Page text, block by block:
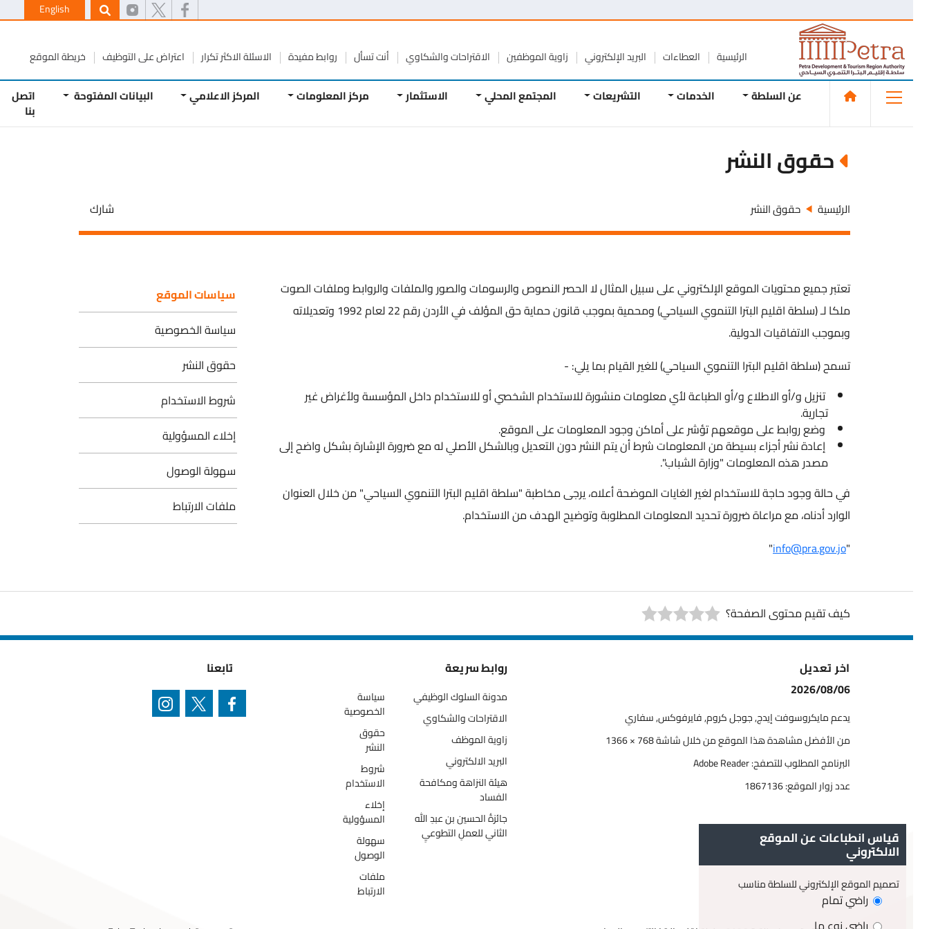
قياس انطباعات عن الموقع
الالكتروني
تصميم الموقع الإلكتروني للسلطة مناسب
راضي تمام
English
الرئيسية العطاءات البريد الإلكتروني زاوية الموظفين الاقتراحات والشكاوي أنت تسأل روابط مفيدة الاسئلة الاكثر تكرار اعتراض على التوظيف خريطة الموقع
عن السلطة الخدمات التشريعات المجتمع المحلي الاستثمار مركز المعلومات المركز الاعلامي البيانات المفتوحة اتصل
حقوق النشر
الرئيسية حقوق النشر شارك
تعتبر جميع محتويات الموقع الإلكتروني على سبيل المثال لا الحصر النصوص والرسومات والصور والملفات والروابط وملفات الصوت
ملكا لـ (سلطة اقليم البترا التنموي السياحي) ومحمية بموجب قانون حماية حق المؤلف في الأردن رقم 22 لعام 1992 وتعديلاته
وبموجب الاتفاقيات الدولية.
تسمح (سلطة اقليم البترا التنموي السياحي) للغير القيام بما يلي: -
تنزيل و/أو الاطلاع و/أو الطباعة لأي معلومات منشورة للاستخدام الشخصي أو للاستخدام داخل المؤسسة ولأغراض غير
تجارية.
وضع روابط على موقعهم تؤشر على أماكن وجود المعلومات على الموقع.
إعادة نشر أجزاء بسيطة من المعلومات شرط أن يتم النشر دون التعديل وبالشكل الأصلي له مع ضرورة الإشارة بشكل واضح إلى
مصدر هذه المعلومات "وزارة الشباب".
في حالة وجود حاجة للاستخدام لغير الغايات الموضحة أعلاه، يرجى مخاطبة "سلطة اقليم البترا التنموي السياحي" من خلال العنوان
الوارد أدناه، مع مراعاة ضرورة تحديد المعلومات المطلوبة وتوضيح الهدف من الاستخدام.
info@pra.gov.jo
"
سياسات الموقع
سياسة الخصوصية
حقوق النشر
شروط الاستخدام
إخلاء المسؤولية
سهولة الوصول
ملفات الارتباط
كيف تقيم محتوى الصفحة؟
اخر تعديل
2026/08/06
يدعم مايكروسوفت إيدج, جوجل كروم, فايرفوكس, سفاري
من الأفضل مشاهدة هذا الموقع من خلال شاشة 768 × 1366
البرنامج المطلوب للتصفح: Adobe Reader
عدد زوار الموقع:1867136
روابط سريعة
مدونة السلوك الوظيفي
الاقتراحات والشكاوي
زاوية الموظف
البريد الالكتروني
هيئة النزاهة ومكافحة
الفساد
جائزةُ الحسين بن عبدِ الله
الثاني للعملِ التطوعيِ
سياسة
الخصوصية
حقوق
النشر
شروط
الاستخدام
إخلاء
المسؤولية
سهولة
الوصول
ملفات
الارتباط
تابعنا